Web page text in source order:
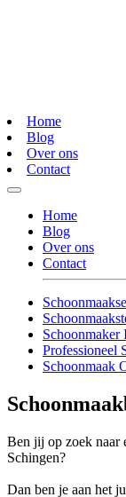
Home
Blog
Over ons
Contact
Home
Blog
Over ons
Contact
Schoonmaker
Professioneel
Schoonmaak
Ben jij op zoek naar
Schingen?
Dan ben je aan het